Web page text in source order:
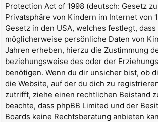
Protection Act of 1998 (deutsch: Gesetz
Privatsphäre von Kindern im Internet von
Gesetz in den USA, welches festlegt,
möglicherweise persönliche Daten von
Jahren erheben, hierzu die Zustimmung
beziehungsweise des oder der
benötigen. Wenn du dir unsicher bist, ob
die Website, auf der du dich zu
zutrifft, ziehe einen rechtlichen Beistand
beachte, dass phpBB Limited und der
Boards keine Rechtsberatung anbieten